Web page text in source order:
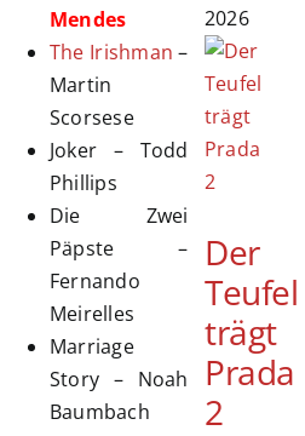
Mendes
The Irishman –
Martin
Scorsese
Joker – Todd
Phillips
Die Zwei
Päpste –
Fernando
Meirelles
Marriage
Story – Noah
Baumbach
2026
Der
Teufel
trägt
Prada
2